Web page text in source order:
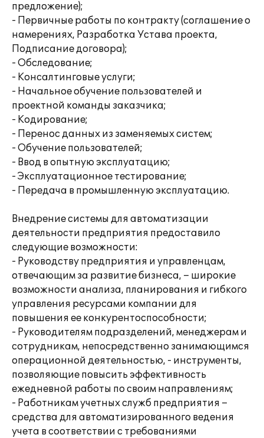
предложение);
- Первичные работы по контракту (соглашение о
намерениях, Разработка Устава проекта,
Подписание договора);
- Обследование;
- Консалтинговые услуги;
- Начальное обучение пользователей и
проектной команды заказчика;
- Кодирование;
- Перенос данных из заменяемых систем;
- Обучение пользователей;
- Ввод в опытную эксплуатацию;
- Эксплуатационное тестирование;
- Передача в промышленную эксплуатацию.
Внедрение системы для автоматизации
деятельности предприятия предоставило
следующие возможности:
- Руководству предприятия и управленцам,
отвечающим за развитие бизнеса, – широкие
возможности анализа, планирования и гибкого
управления ресурсами компании для
повышения ее конкурентоспособности;
- Руководителям подразделений, менеджерам и
сотрудникам, непосредственно занимающимся
операционной деятельностью, - инструменты,
позволяющие повысить эффективность
ежедневной работы по своим направлениям;
- Работникам учетных служб предприятия –
средства для автоматизированного ведения
учета в соответствии с требованиями